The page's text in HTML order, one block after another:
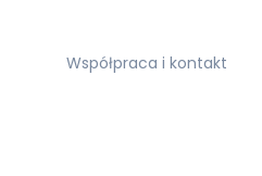
Współpraca i kontakt